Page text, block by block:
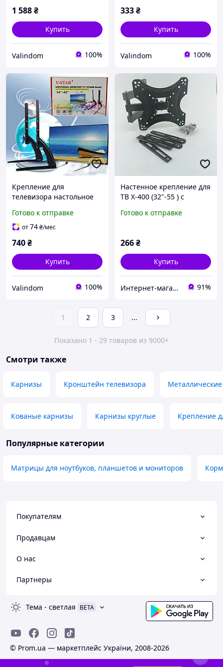
1 588₴
Купить
Valindom 100%
333₴
Купить
Valindom 100%
Крепление для
телевизора настольное
8010/ 14-42 дюймов/
Кронштейн Держатель
Готово к отправке
от74₴/мес
740₴
Купить
Valindom 100%
Настенное крепление для
ТВ X-400 (32"-55 ) с
OM227
Готово к отправке
266₴
Купить
Интернет-магазин товаров для дома "OptMisto" 91%
1 2 3 ...
Показано 1 - 29 товаров из 9000+
Смотри также
Карнизы Кронштейн телевизора
Кованые карнизы Карнизы круглые Крепление
Популярные категории
Матрицы для ноутбуков, планшетов и мониторов
Покупателям
Продавцам
О нас
Партнеры
Тема - светлая BETA
© Prom.ua — маркетплейс України, 2008-2026